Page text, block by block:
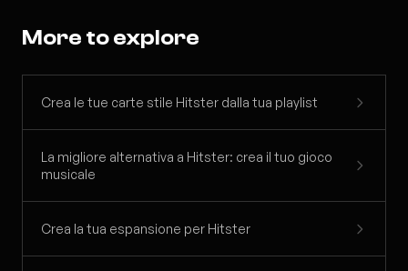
More to explore
Crea le tue carte stile Hitster dalla tua playlist
La migliore alternativa a Hitster: crea il tuo gioco
musicale
Crea la tua espansione per Hitster